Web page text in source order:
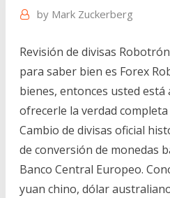
by Mark Zuckerberg
Revisión de divisas
para saber bien es Forex
bienes, entonces usted
ofrecerle la verdad
Cambio de divisas oficial
de conversión de monedas
Banco Central Europeo.
yuan chino, dólar